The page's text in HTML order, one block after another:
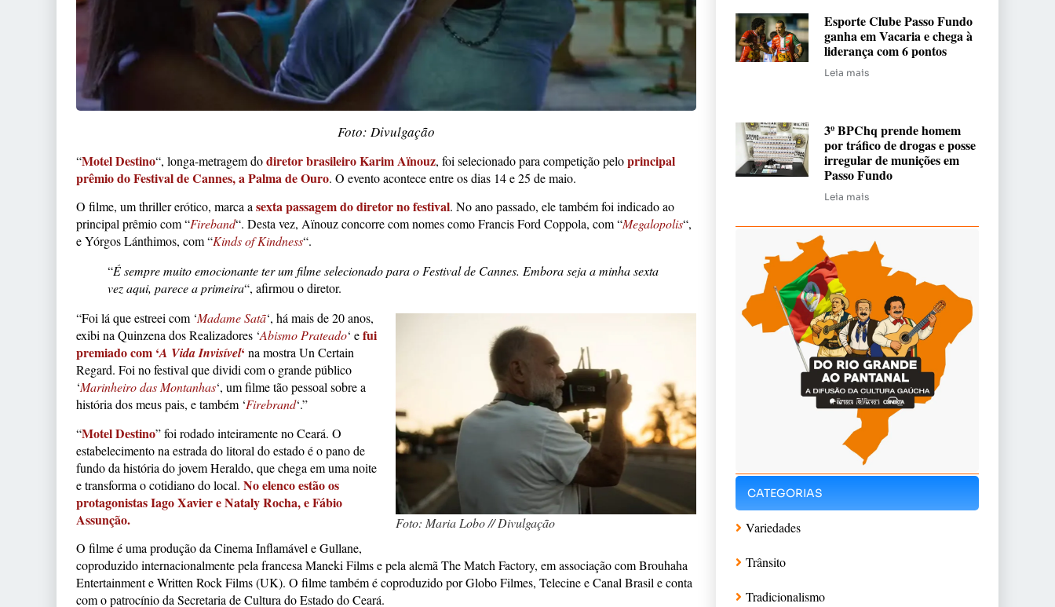
Foto: Divulgação
“Motel Destino“, longa-metragem dodiretor brasileiro Karim Aïnouz, foi selecionado para competição peloprincipal
prêmio do Festival de Cannes, a Palma de Ouro. O evento acontece entre os dias 14 e 25 de maio.
O filme, um thriller erótico, marca asexta passagem do diretor no festival. No ano passado, ele também foi indicado ao
principal prêmio com “Fireband“. Desta vez, Aïnouz concorre com nomes como Francis Ford Coppola, com “Megalopolis“,
e Yórgos Lánthimos, com “Kinds of Kindness“.
“É sempre muito emocionante ter um filme selecionado para o Festival de Cannes. Embora seja a minha sexta
vez aqui, parece a primeira“, afirmou o diretor.
Foto: Maria Lobo // Divulgação
“Foi lá que estreei com ‘Madame Satã‘, há mais de 20 anos,
exibi na Quinzena dos Realizadores ‘Abismo Prateado‘ efui
premiado com ‘A Vida Invisível‘ na mostra Un Certain
Regard. Foi no festival que dividi com o grande público
‘Marinheiro das Montanhas‘, um filme tão pessoal sobre a
história dos meus pais, e também ‘Firebrand‘.”
“Motel Destino” foi rodado inteiramente no Ceará. O
estabelecimento na estrada do litoral do estado é o pano de
fundo da história do jovem Heraldo, que chega em uma noite
e transforma o cotidiano do local. No elenco estão os
protagonistas Iago Xavier e Nataly Rocha, e Fábio
Assunção.
O filme é uma produção da Cinema Inflamável e Gullane,
coproduzido internacionalmente pela francesa Maneki Films e pela alemã The Match Factory, em associação com Brouhaha
Entertainment e Written Rock Films (UK). O filme também é coproduzido por Globo Filmes, Telecine e Canal Brasil e conta
com o patrocínio da Secretaria de Cultura do Estado do Ceará.
Esporte Clube Passo Fundo
ganha em Vacaria e chega à
liderança com 6 pontos
Leia mais
3º BPChq prende homem
por tráfico de drogas e posse
irregular de munições em
Passo Fundo
Leia mais
CATEGORIAS
Variedades
Trânsito
Tradicionalismo